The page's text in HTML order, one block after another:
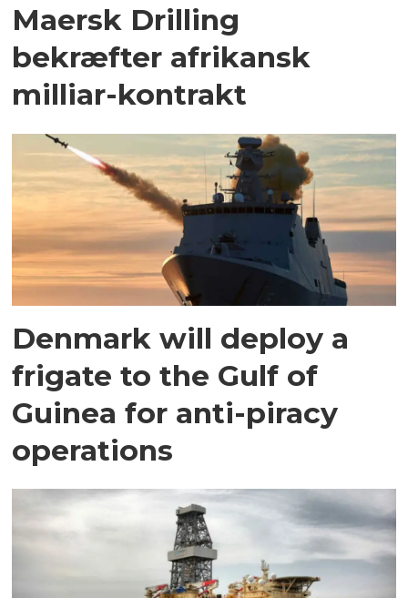
Maersk Drilling
bekræfter afrikansk
milliar-kontrakt
Denmark will deploy a
frigate to the Gulf of
Guinea for anti-piracy
operations